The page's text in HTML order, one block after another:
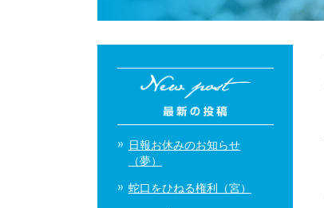
日報お休みのお知らせ
（夢）
蛇口をひねる権利（宮）